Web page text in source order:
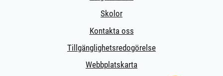
Skolor
Kontakta oss
Tillgänglighetsredogörelse
Webbplatskarta